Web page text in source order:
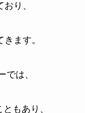
り、
ます。
では、
もあり、